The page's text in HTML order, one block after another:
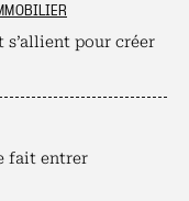
s’allient pour créer
fait entrer